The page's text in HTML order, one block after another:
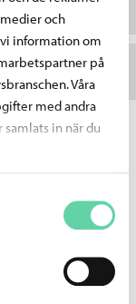
och
information om
på
Våra
med andra
in när du